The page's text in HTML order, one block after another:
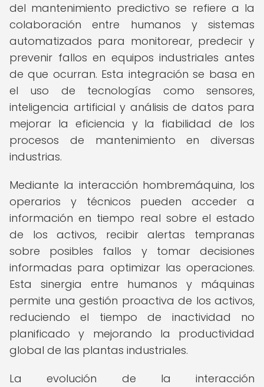
del mantenimiento predictivo se refiere a la
colaboración entre humanos y sistemas
automatizados para monitorear, predecir y
prevenir fallos en equipos industriales antes
de que ocurran. Esta integración se basa en
el uso de tecnologías como sensores,
inteligencia artificial y análisis de datos para
mejorar la eficiencia y la fiabilidad de los
procesos de mantenimiento en diversas
industrias.
Mediante la interacción hombremáquina, los
operarios y técnicos pueden acceder a
información en tiempo real sobre el estado
de los activos, recibir alertas tempranas
sobre posibles fallos y tomar decisiones
informadas para optimizar las operaciones.
Esta sinergia entre humanos y máquinas
permite una gestión proactiva de los activos,
reduciendo el tiempo de inactividad no
planificado y mejorando la productividad
global de las plantas industriales.
La evolución de la interacción